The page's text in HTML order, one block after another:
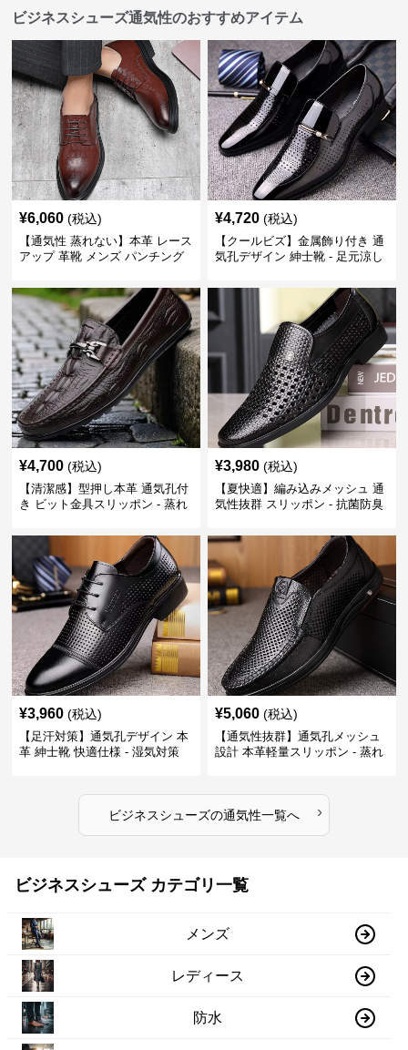
ビジネスシューズ通気性のおすすめアイテム
¥6,060 (税込)
【通気性 蒸れない】本革 レース
アップ 革靴 メンズ パンチング
い 営業
¥4,720 (税込)
【クールビズ】金属飾り付き 通
気孔デザイン 紳士靴 - 足元涼し
¥4,700 (税込)
【清潔感】型押し本革 通気孔付
き ビット金具スリッポン - 蒸れ
¥3,980 (税込)
【夏快適】編み込みメッシュ 通
気性抜群 スリッポン - 抗菌防臭
¥3,960 (税込)
【足汗対策】通気孔デザイン 本
革 紳士靴 快適仕様 - 湿気対策
¥5,060 (税込)
【通気性抜群】通気孔メッシュ
設計 本革軽量スリッポン - 蒸れ
ビジネスシューズの通気性一覧へ ›
ビジネスシューズ カテゴリ一覧
メンズ
レディース
防水